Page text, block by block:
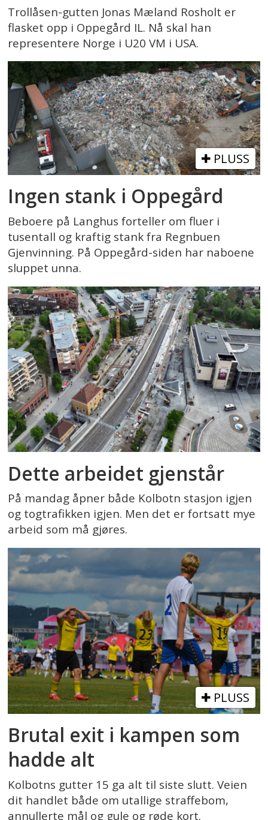
Trollåsen-gutten Jonas Mæland Rosholt er
flasket opp i Oppegård IL. Nå skal han
representere Norge i U20 VM i USA.
PLUSS
Ingen stank i Oppegård
Beboere på Langhus forteller om fluer i
tusentall og kraftig stank fra Regnbuen
Gjenvinning. På Oppegård-siden har naboene
sluppet unna.
Dette arbeidet gjenstår
På mandag åpner både Kolbotn stasjon igjen
og togtrafikken igjen. Men det er fortsatt mye
arbeid som må gjøres.
PLUSS
Brutal exit i kampen som
hadde alt
Kolbotns gutter 15 ga alt til siste slutt. Veien
dit handlet både om utallige straffebom,
annullerte mål og gule og røde kort.